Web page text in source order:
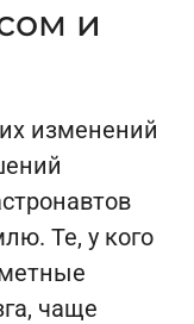
и
изменений
Те, у кого
чаще